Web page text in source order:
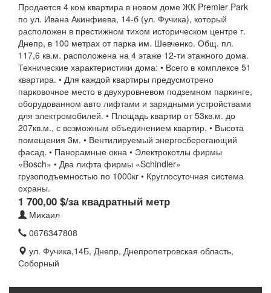
Продается 4 ком квартира в новом доме ЖК Premier Park
по ул. Ивана Акинфиева, 14-б (ул. Фучика), который
расположен в престижном тихом историческом центре г.
Днепр, в 100 метрах от парка им. Шевченко. Общ. пл.
117,6 кв.м. расположена на 4 этаже 12-ти этажного дома.
Технические характеристики дома: • Всего в комплексе 51
квартира. • Для каждой квартиры предусмотрено
парковочное место в двухуровневом подземном паркинге,
оборудованном авто лифтами и зарядными устройствами
для электромобилей. • Площадь квартир от 53кв.м. до
207кв.м., с возможным объединением квартир. • Высота
помещения 3м. • Вентилируемый энергосберегающий
фасад. • Панорамные окна • Электрокотлы фирмы
«Bosch» • Два лифта фирмы «Schindler»
грузоподъемностью по 1000кг • Круглосуточная система
охраны.
1 700,00 $/за квадратный метр
Михаил
0676347808
ул. Фучика,14Б, Днепр, Днепропетровская область,
Соборный